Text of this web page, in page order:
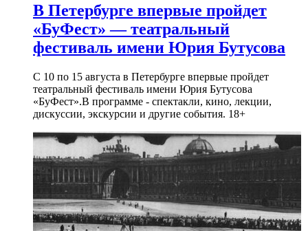
В Петербурге впервые пройдет
«БуФест» — театральный
фестиваль имени Юрия Бутусова
С 10 по 15 августа в Петербурге впервые пройдет
театральный фестиваль имени Юрия Бутусова
«БуФест».В программе - спектакли, кино, лекции,
дискуссии, экскурсии и другие события. 18+